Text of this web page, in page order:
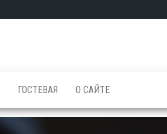
ГОСТЕВАЯ О САЙТЕ